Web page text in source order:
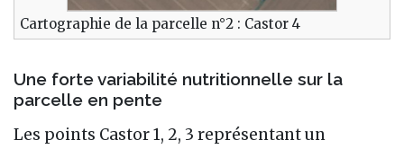
Cartographie de la parcelle n°2 : Castor 4
Une forte variabilité nutritionnelle sur la
parcelle en pente
Les points Castor 1, 2, 3 représentant un